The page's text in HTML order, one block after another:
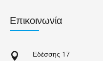
Επικοινωνία
 Εδέσσης 17